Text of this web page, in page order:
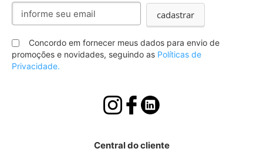
Inscreva-
nossa
Newsletter:
cadastrar
Concordo em fornecer meus dados para envio de
promoções e novidades, seguindo as Políticas de
Privacidade.
Central do cliente